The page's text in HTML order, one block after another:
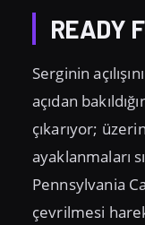
READY
Serginin
açıdan
çıkarıyor;
ayaklanmaları
Pennsylvania
çevrilmesi